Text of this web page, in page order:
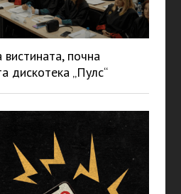
почна
дискотека „Пулс“